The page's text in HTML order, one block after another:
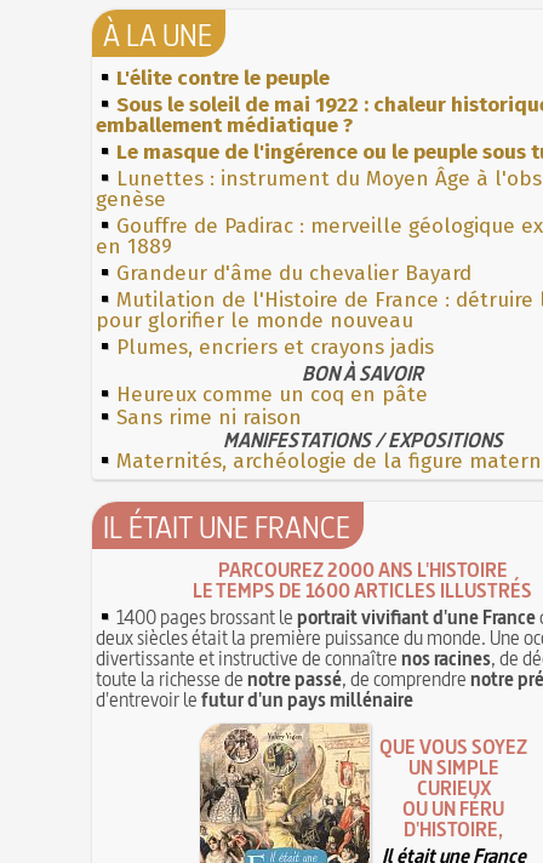
À LA UNE
L'élite contre le peuple
Sous le soleil de mai 1922 : chaleur
emballement médiatique ?
Le masque de l'ingérence ou le peuple sous
Lunettes : instrument du Moyen Âge à
genèse
Gouffre de Padirac : merveille géologique
en 1889
Grandeur d'âme du chevalier Bayard
Mutilation de l'Histoire de France : détruire
pour glorifier le monde nouveau
Plumes, encriers et crayons jadis
BON À SAVOIR
Heureux comme un coq en pâte
Sans rime ni raison
MANIFESTATIONS / EXPOSITIONS
Maternités, archéologie de la figure
IL ÉTAIT UNE FRANCE
PARCOUREZ 2000 ANS L'HISTOIRE
LE TEMPS DE 1600 ARTICLES ILLUSTRÉS
1400 pages brossant leportrait vivifiant d'une France
deux siècles était la première puissance du monde. Une
divertissante et instructive de connaîtrenos racines, de
toute la richesse denotre passé, de comprendrenotre
d'entrevoir lefutur d'un pays millénaire
QUE VOUS SOYEZ
UN SIMPLE
CURIEUX
OU UN FÉRU
D'HISTOIRE,
Il était une France